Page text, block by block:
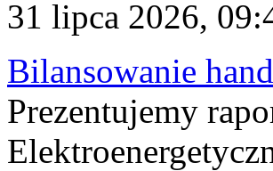
31 lipca 2026,
Bilansowanie
Prezentujemy